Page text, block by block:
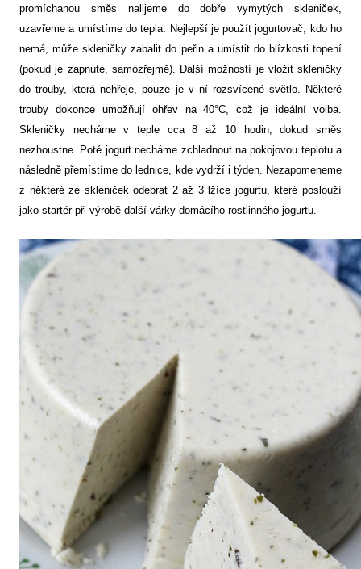
promíchanou směs nalijeme do dobře vymytých skleniček,
uzavřeme a umístíme do tepla. Nejlepší je použít jogurtovač, kdo ho
nemá, může skleničky zabalit do peřin a umístit do blízkosti topení
(pokud je zapnuté, samozřejmě). Další možností je vložit skleničky
do trouby, která nehřeje, pouze je v ní rozsvícené světlo. Některé
trouby dokonce umožňují ohřev na 40°C, což je ideální volba.
Skleničky necháme v teple cca 8 až 10 hodin, dokud směs
nezhoustne. Poté jogurt necháme zchladnout na pokojovou teplotu a
následně přemístíme do lednice, kde vydrží i týden. Nezapomeneme
z některé ze skleniček odebrat 2 až 3 lžíce jogurtu, které poslouží
jako startér při výrobě další várky domácího rostlinného jogurtu.